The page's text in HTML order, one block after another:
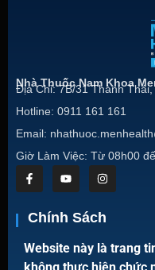
Nhà Thuốc Nam Khoa
Địa Chỉ: 7B/31 Thành
Hotline: 0911 161 161
Email:
Giờ Làm Việc: Từ 08h00
Chính Sách
Website này là trang
không thực hiện chức